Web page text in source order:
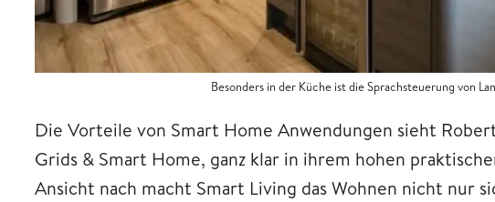
Besonders in der Küche ist die Sprachsteuerung von
Die Vorteile von Smart Home Anwendungen sieht
Grids & Smart Home, ganz klar in ihrem hohen
Ansicht nach macht Smart Living das Wohnen nicht nur